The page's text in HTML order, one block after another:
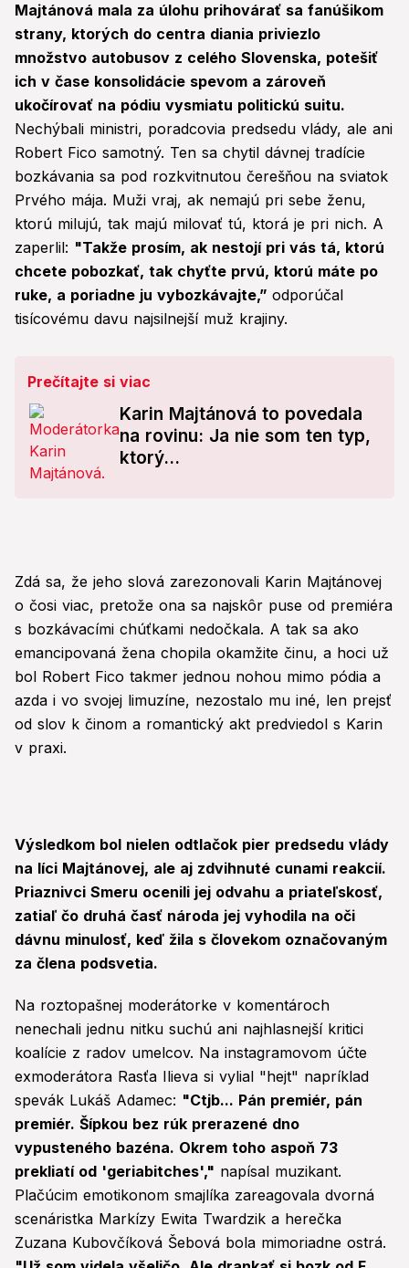
Majtánová mala za úlohu prihovárať sa fanúšikom
strany, ktorých do centra diania priviezlo
množstvo autobusov z celého Slovenska, potešiť
ich v čase konsolidácie spevom a zároveň
ukočírovať na pódiu vysmiatu politickú suitu.
Nechýbali ministri, poradcovia predsedu vlády, ale ani
Robert Fico samotný. Ten sa chytil dávnej tradície
bozkávania sa pod rozkvitnutou čerešňou na sviatok
Prvého mája. Muži vraj, ak nemajú pri sebe ženu,
ktorú milujú, tak majú milovať tú, ktorá je pri nich. A
zaperlil: "Takže prosím, ak nestojí pri vás tá, ktorú
chcete pobozkať, tak chyťte prvú, ktorú máte po
ruke, a poriadne ju vybozkávajte,” odporúčal
tisícovému davu najsilnejší muž krajiny.
Prečítajte si viac
Karin Majtánová to povedala
na rovinu: Ja nie som ten typ,
ktorý...
Zdá sa, že jeho slová zarezonovali Karin Majtánovej
o čosi viac, pretože ona sa najskôr puse od premiéra
s bozkávacími chúťkami nedočkala. A tak sa ako
emancipovaná žena chopila okamžite činu, a hoci už
bol Robert Fico takmer jednou nohou mimo pódia a
azda i vo svojej limuzíne, nezostalo mu iné, len prejsť
od slov k činom a romantický akt predviedol s Karin
v praxi.
Výsledkom bol nielen odtlačok pier predsedu vlády
na líci Majtánovej, ale aj zdvihnuté cunami reakcií.
Priaznivci Smeru ocenili jej odvahu a priateľskosť,
zatiaľ čo druhá časť národa jej vyhodila na oči
dávnu minulosť, keď žila s človekom označovaným
za člena podsvetia.
Na roztopašnej moderátorke v komentároch
nenechali jednu nitku suchú ani najhlasnejší kritici
koalície z radov umelcov. Na instagramovom účte
exmoderátora Rasťa Ilieva si vylial "hejt" napríklad
spevák Lukáš Adamec: "Ctjb... Pán premiér, pán
premiér. Šípkou bez rúk prerazené dno
vypusteného bazéna. Okrem toho aspoň 73
prekliatí od 'geriabitches'," napísal muzikant.
Plačúcim emotikonom smajlíka zareagovala dvorná
scenáristka Markízy Ewita Twardzik a herečka
Zuzana Kubovčíková Šebová bola mimoriadne ostrá.